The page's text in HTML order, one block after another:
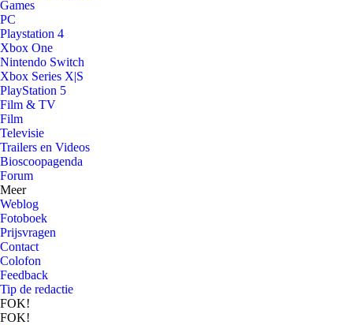
Games
PC
Playstation 4
Xbox One
Nintendo Switch
Xbox Series X|S
PlayStation 5
Film & TV
Film
Televisie
Trailers en Videos
Bioscoopagenda
Forum
Meer
Weblog
Fotoboek
Prijsvragen
Contact
Colofon
Feedback
Tip de redactie
FOK!
FOK!